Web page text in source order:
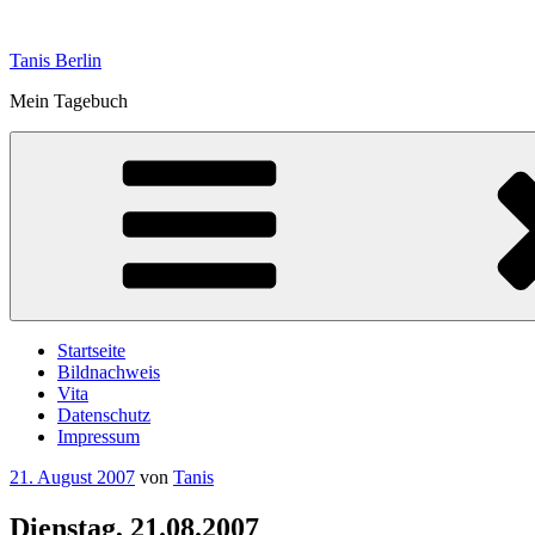
springen
Tanis Berlin
Mein Tagebuch
Startseite
Bildnachweis
Vita
Datenschutz
Impressum
Veröffentlicht
21. August 2007 von Tanis
Dienstag, 21.08.2007